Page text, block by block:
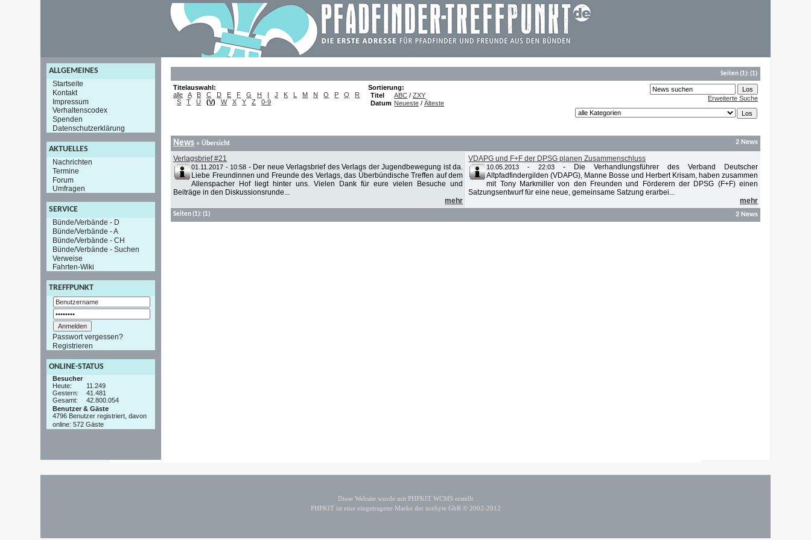
ALLGEMEINES
Startseite
Kontakt
Impressum
Verhaltenscodex
Spenden
Datenschutzerklärung
AKTUELLES
Nachrichten
Termine
Forum
Umfragen
SERVICE
Bünde/Verbände - D
Bünde/Verbände - A
Bünde/Verbände - CH
Bünde/Verbände - Suchen
Verweise
Fahrten-Wiki
TREFFPUNKT
Passwort vergessen?
Registrieren
ONLINE-STATUS
Besucher
Heute:
11.249
Gestern:
41.481
Gesamt:
42.800.054
Benutzer & Gäste
4796 Benutzer registriert, davon
online: 572 Gäste
Seiten(1):(1)
Titelauswahl:
alle
A B C D E F G H I J K L M N O P Q
R
S
T U (V) W X Y Z 0-9
Sortierung:
Titel
ABC /ZXY
Datum Neueste /Älteste
Erweiterte Suche
News » Übersicht 2 News
Verlagsbrief #21
01.11.2017 - 10:58 - Der neue Verlagsbrief des Verlags der Jugendbewegung ist da.
Liebe Freundinnen und Freunde des Verlags, das Überbündische Treffen auf dem
Allenspacher Hof liegt hinter uns. Vielen Dank für eure vielen Besuche und
Beiträge in den Diskussionsrunde...
mehr
VDAPG und F+F der DPSG planen Zusammenschluss
10.05.2013 - 22:03 -
Die Verhandlungsführer des Verband Deutscher
Altpfadfindergilden (VDAPG), Manne Bosse und Herbert Krisam, haben zusammen
mit Tony Markmiller von den Freunden und Förderern der DPSG (F+F) einen
Satzungsentwurf für eine neue, gemeinsame Satzung erarbei...
mehr
Seiten(1):(1) 2 News
Diese Website wurde mit PHPKIT WCMS erstellt
PHPKIT ist eine eingetragene Marke der mxbyte GbR © 2002-2012